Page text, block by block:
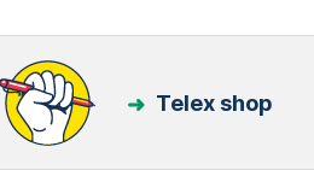
Telex shop